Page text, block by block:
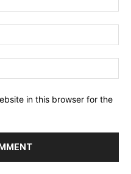
in this browser for the